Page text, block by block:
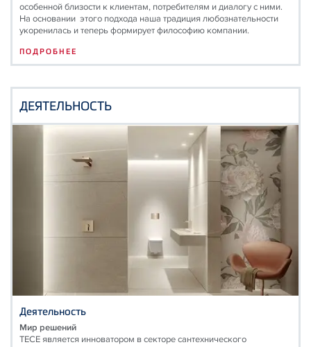
особенной близости к клиентам, потребителям и диалогу с ними.
На основании этого подхода наша традиция любознательности
укоренилась и теперь формирует философию компании.
ПОДРОБНЕЕ
ДЕЯТЕЛЬНОСТЬ
Деятельность
Мир решений
TECE является инноватором в секторе сантехнического